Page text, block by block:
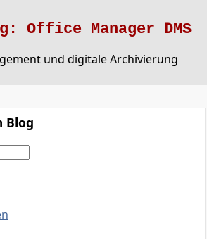
Office Manager DMS
und digitale Archivierung
Blog